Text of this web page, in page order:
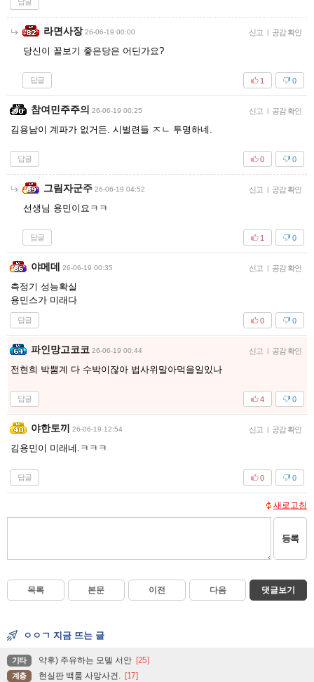
답글
라면사장 26-06-19 00:00 신고 공감 확인
당신이 꼴보기 좋은당은 어딘가요?
답글 0
1
참여민주주의 26-06-19 00:25 신고 공감 확인
김용남이 계파가 없거든. 시벌련들 ㅈㄴ 투명하네.
답글 0
0
그림자군주 26-06-19 04:52 신고 공감 확인
선생님 용민이요ㅋㅋ
답글 0
1
야메데 26-06-19 00:35 신고 공감 확인
측정기 성능확실
용민스가 미래다
답글 0
0
파인망고코코 26-06-19 00:44 신고 공감 확인
전현희 박뿜계 다 수박이잖아 법사위말아먹을일있나
답글 0
4
야한토끼 26-06-19 12:54 신고 공감 확인
김용민이 미래네.ㅋㅋㅋ
답글 0
0
새로고침
등록
목록 본문 이전 다음 댓글보기
ㅇㅇㄱ 지금 뜨는 글
기타 약후) 주유하는 모델 서안 [25]
계층 현실판 백룸 사망사건. [17]